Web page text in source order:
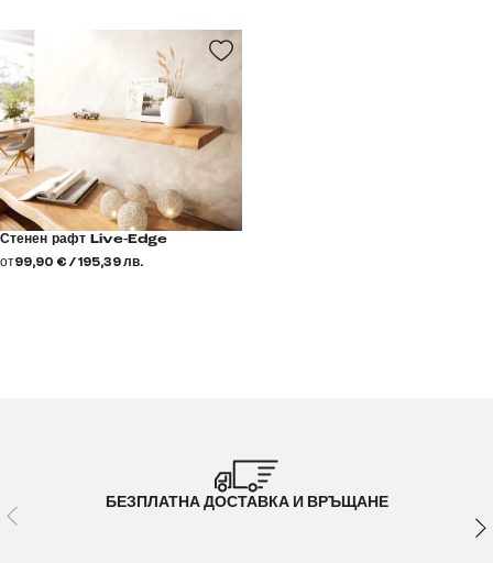
Стенен рафт Live-Edge
от99,90 € / 195,39 лв.
БЕЗПЛАТНА ДОСТАВКА И ВРЪЩАНЕ